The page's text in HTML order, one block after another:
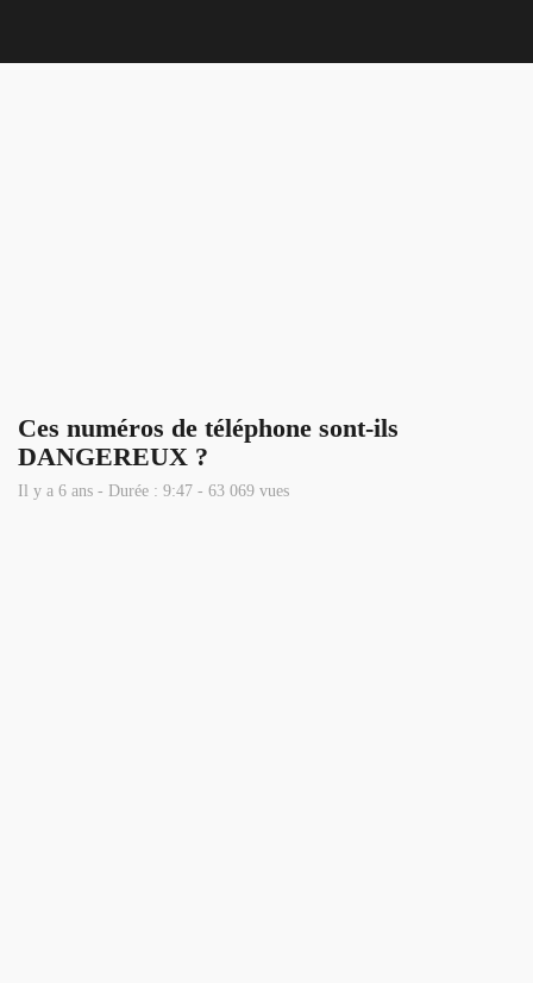
Ces numéros de téléphone sont-ils
DANGEREUX ?
Il y a 6 ans - Durée : 9:47 - 63 069 vues